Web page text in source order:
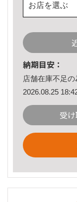
お店を選ぶ
納期目安：
店舗在庫不足の
2026.08.25
受